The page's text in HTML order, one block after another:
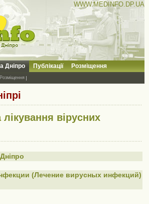
WWW.MEDINFO.DP.UA
Дніпро Публікації Розміщення
Розміщення
лікування вірусних
(Лечение вирусных инфекций)